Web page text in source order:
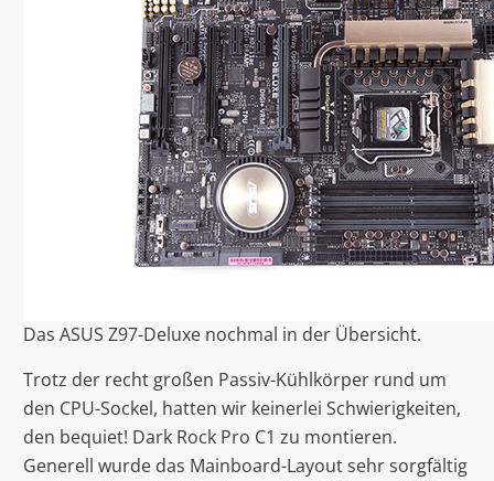
Das ASUS Z97-Deluxe nochmal in der Übersicht.
Trotz der recht großen Passiv-Kühlkörper rund um
den CPU-Sockel, hatten wir keinerlei Schwierigkeiten,
den bequiet! Dark Rock Pro C1 zu montieren.
Generell wurde das Mainboard-Layout sehr sorgfältig